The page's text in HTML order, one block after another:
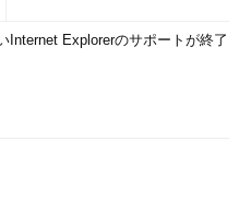
Internet Explorerのサポートが終了